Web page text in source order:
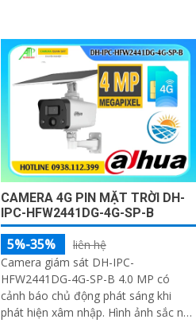
micro tích hợp, vỏ kim loại IP67, hoạt
động từ -40°C đến +60°C
CAMERA 4G PIN MẶT TRỜI DH-
IPC-HFW2441DG-4G-SP-B
5%-35%
liên hệ
Camera giám sát DH-IPC-
HFW2441DG-4G-SP-B 4.0 MP có
cảnh báo chủ động phát sáng khi
phát hiện xâm nhập. Hình ảnh sắc nét